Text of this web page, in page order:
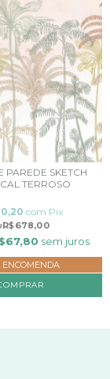
PAREDE SKETCH
TERROSO
R$678,00
com Pix
sem juros
ENCOMENDA